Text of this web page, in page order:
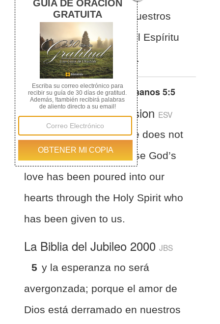
ha sido derramado en nuestros
corazones por medio del Espíritu
Santo que nos fue dado.
Otras traducciones deRomanos 5:5
English Standard Version ESV
Romans 5:5 and hope does not
put us to shame, because God’s
love has been poured into our
hearts through the Holy Spirit who
has been given to us.
La Biblia del Jubileo 2000 JBS
5 y la esperanza no será
avergonzada; porque el amor de
Dios está derramado en nuestros